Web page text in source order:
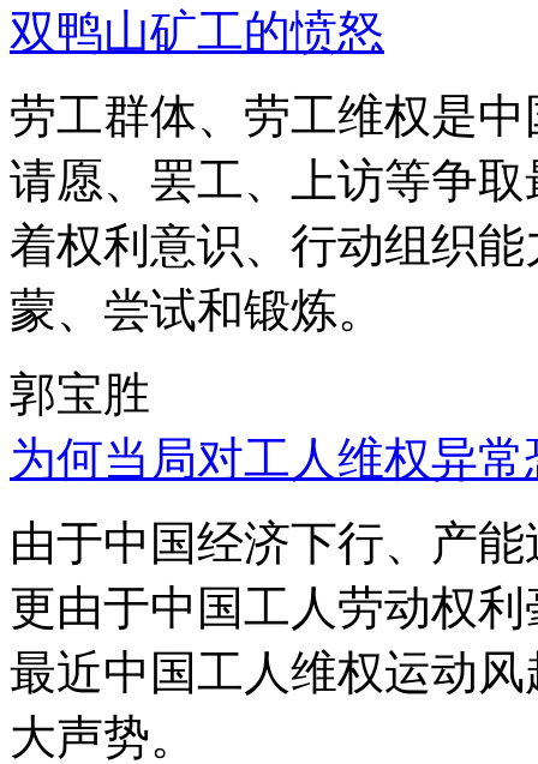
双鸭山矿工的愤怒
劳工群体、劳工维权是
请愿、罢工、上访等争
着权利意识、行动组织
蒙、尝试和锻炼。
郭宝胜
为何当局对工人维权异
由于中国经济下行、产
更由于中国工人劳动权
最近中国工人维权运动
大声势。